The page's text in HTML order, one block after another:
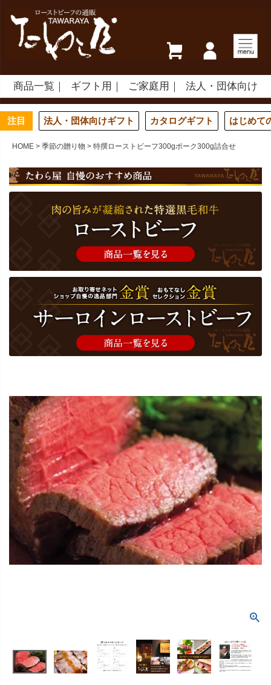
商品一覧 ギフト用 ご家庭用 法人・団体向け
注目 法人・団体向けギフト カタログギフト はじめて
HOME 季節の贈り物 特撰ローストビーフ300gポーク300g詰合せ